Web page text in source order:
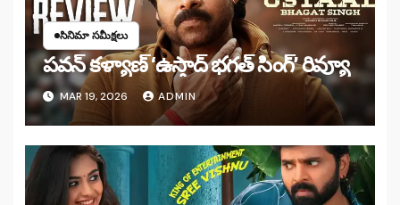
సినిమా సమీక్షలు
పవన్ కళ్యాణ్ ‘ఉస్తాద్ భ‌గ‌త్ సింగ్’ రివ్యూ
MAR 19, 2026 ADMIN